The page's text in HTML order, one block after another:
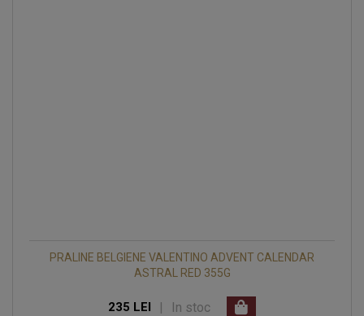
PRALINE BELGIENE VALENTINO ADVENT CALENDAR
ASTRAL RED 355G
235 LEI | In stoc